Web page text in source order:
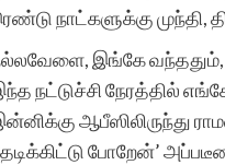
நாட்களுக்கு முந்தி,
இங்கே வந்ததும்,
நட்டுச்சி நேரத்தில்
ஆபீஸிலிருந்து
போறேன்’